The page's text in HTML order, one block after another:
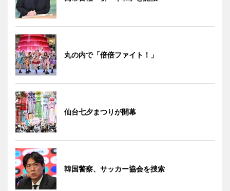
丸の内で「倍倍ファイト！」
仙台七夕まつりが開幕
韓国警察、サッカー協会を捜索